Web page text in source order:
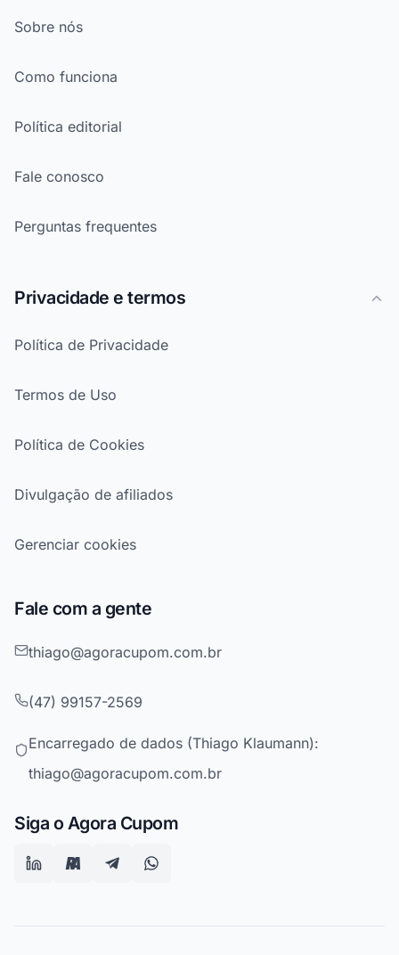
Sobre nós
Como funciona
Política editorial
Fale conosco
Perguntas frequentes
Privacidade e termos
Política de Privacidade
Termos de Uso
Política de Cookies
Divulgação de afiliados
Gerenciar cookies
Fale com a gente
thiago@agoracupom.com.br
(47) 99157-2569
Encarregado de dados (Thiago Klaumann):
thiago@agoracupom.com.br
Siga o Agora Cupom